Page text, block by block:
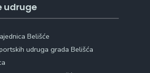
udruge
Belišće
udruga grada Belišća